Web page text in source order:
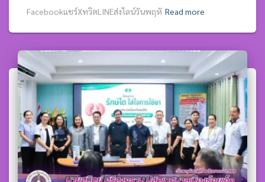
Facebookแชร์XทวิตLINEส่งไลน์วันพฤหั Read more